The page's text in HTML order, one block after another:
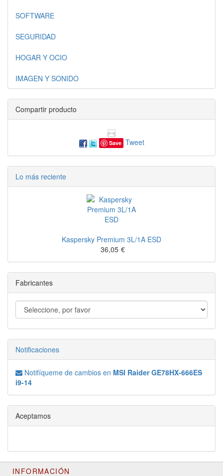
SOFTWARE
SEGURIDAD
HOGAR Y OCIO
IMAGEN Y SONIDO
Compartir producto
Save Tweet
Lo más reciente
Kaspersky Premium 3L/1A ESD
36,05 €
Fabricantes
Notificaciones
Notifíqueme de cambios en MSI Raider GE78HX-666ES
i9-14
Aceptamos
INFORMACIÓN